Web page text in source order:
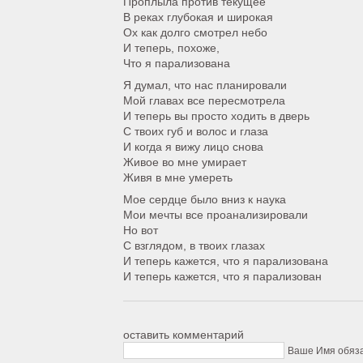
В реках глубокая и широкая
Ох как долго смотрел небо
И теперь, похоже,
Что я парализована
Я думал, что нас планировали
Мой главах все пересмотрела
И теперь вы просто ходить в дверь
С твоих губ и волос и глаза
И когда я вижу лицо снова
Живое во мне умирает
Живя в мне умереть
Мое сердце было вниз к наука
Мои мечты все проанализировали
Но вот
С взглядом, в твоих глазах
И теперь кажется, что я парализована
И теперь кажется, что я парализован
оставить комментарий
Ваше Имя